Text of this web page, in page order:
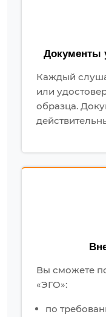
Документы
Каждый
или
образца.
Вы сможете
«ЭГО»:
по